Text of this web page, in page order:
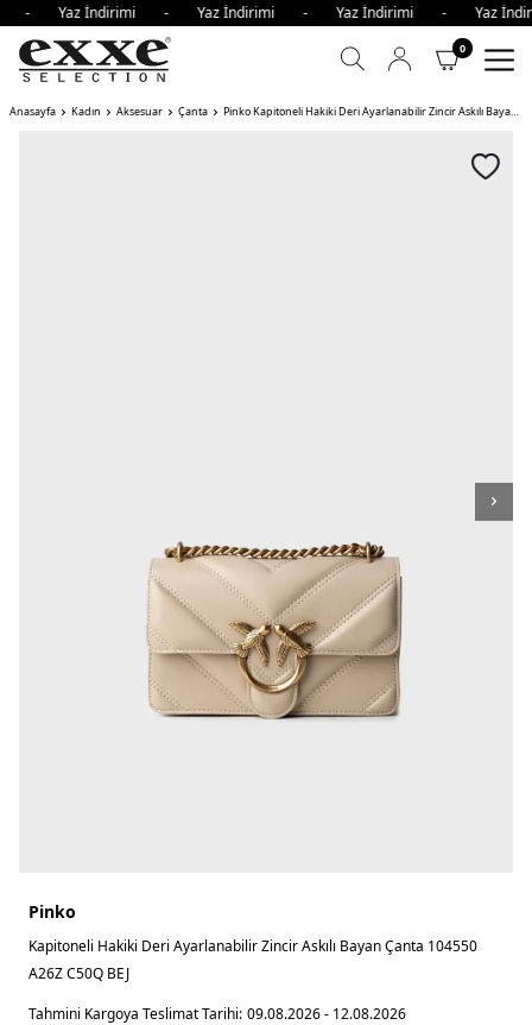
- Yaz İndirimi - Yaz İndirimi - Yaz İndirimi -
0
Anasayfa Kadın Aksesuar Çanta Pinko Kapitoneli Hakiki Deri Ayarlanabilir Zincir Askılı Bayan Çanta
Pinko
Kapitoneli Hakiki Deri Ayarlanabilir Zincir Askılı Bayan Çanta 104550
A26Z C50Q BEJ
Tahmini Kargoya Teslimat Tarihi: 09.08.2026 - 12.08.2026